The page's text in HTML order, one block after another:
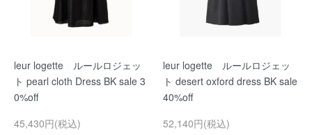
leur logette ルールロジェッ
ト pearl cloth Dress BK sale 3
0%off
45,430円(税込)
leur logette ルールロジェッ
ト desert oxford dress BK sale
40%off
52,140円(税込)